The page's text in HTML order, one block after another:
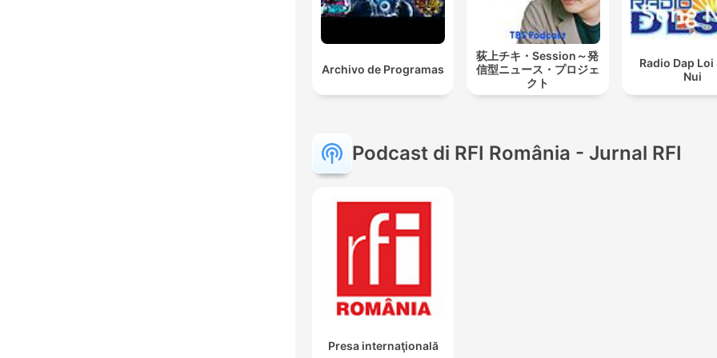
Archivo de Programas
荻上チキ・Session～発
信型ニュース・プロジェ
クト
Radio Dap
Nui
Podcast di RFI România - Jurnal RFI
Presa internaţională